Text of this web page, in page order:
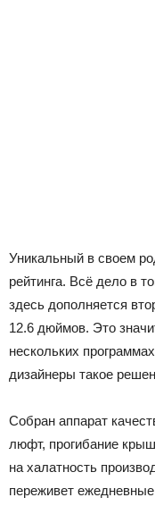
Уникальный в своем
рейтинга. Всё дело в
здесь дополняется
12.6 дюймов. Это
нескольких
дизайнеры такое
Собран аппарат
люфт, прогибание
на халатность
переживет